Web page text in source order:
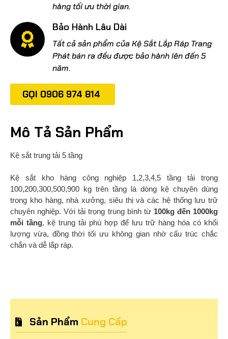
hàng tối ưu thời gian.
Bảo Hành Lâu Dài
Tất cả sản phẩm của Kệ Sắt Lắp Ráp Trang
Phát bán ra đều được bảo hành lên đến 5
năm.
GỌI 0906 974 814
Mô Tả Sản Phẩm
Kệ sắt trung tải 5 tầng
Kệ sắt kho hàng công nghiệp 1,2,3,4,5 tầng tải trọng
100,200,300,500,900 kg trên tầng là dòng kệ chuyên dùng
trong kho hàng, nhà xưởng, siêu thị và các hệ thống lưu trữ
chuyên nghiệp. Với tải trọng trung bình từ 100kg đến 1000kg
mỗi tầng, kệ trung tải phù hợp để lưu trữ hàng hóa có khối
lượng vừa, đồng thời tối ưu không gian nhờ cấu trúc chắc
chắn và dễ lắp ráp.
Sản Phẩm Cung Cấp